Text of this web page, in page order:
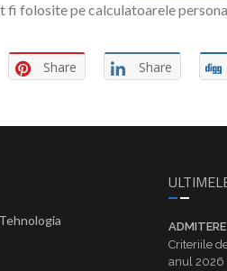
fi folosite pe calculatoarele
Share Share
Criteriile
anul 2026